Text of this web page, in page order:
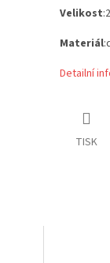
Velikost
Materiál
Detailní
TISK